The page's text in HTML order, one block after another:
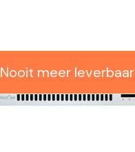
Nooit meer leverbaar